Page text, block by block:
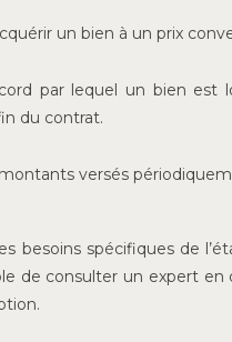
un bien à un prix
par lequel un bien est
du contrat.
versés
besoins spécifiques de
de consulter un expert